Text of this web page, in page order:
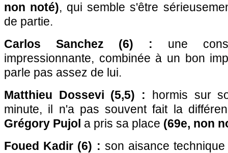
non noté), qui semble s'être
de partie.
Carlos Sanchez (6) : une
impressionnante, combinée à un bon
parle pas assez de lui.
Matthieu Dossevi (5,5) : hormis sur
minute, il n'a pas souvent fait la
Grégory Pujol a pris sa place (69e, non
Foued Kadir (6) : son aisance